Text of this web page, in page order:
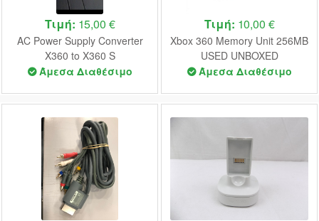
Τιμή: 15,00 €
AC Power Supply Converter
X360 to X360 S
(UNOFFICIAL) (BULK)
Άμεσα Διαθέσιμο
Τιμή: 10,00 €
Xbox 360 Memory Unit 256MB
USED UNBOXED
Άμεσα Διαθέσιμο